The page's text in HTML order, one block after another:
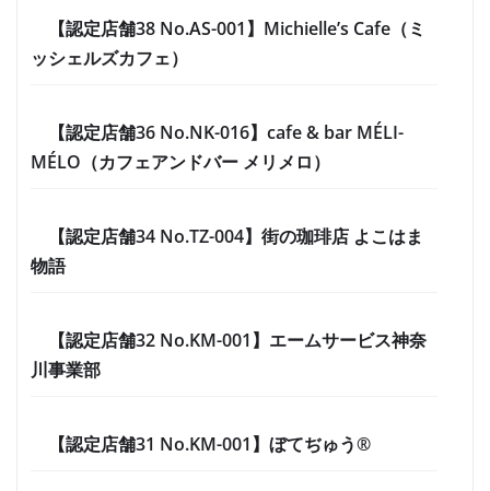
【認定店舗38 No.AS-001】Michielle’s Cafe（ミ
ッシェルズカフェ）
【認定店舗36 No.NK-016】cafe & bar MÉLI-
MÉLO（カフェアンドバー メリメロ）
【認定店舗34 No.TZ-004】街の珈琲店 よこはま
物語
【認定店舗32 No.KM-001】エームサービス神奈
川事業部
【認定店舗31 No.KM-001】ぼてぢゅう®